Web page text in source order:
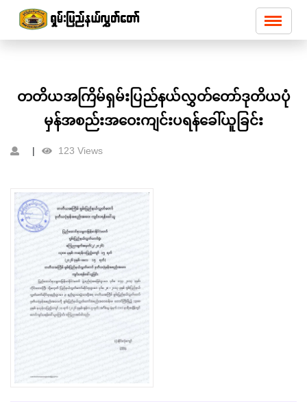
တတိယအကြိမ်ရှမ်းပြည်နယ်လွှတ်တော်ဒုတိယပုံ
မှန်အစည်းအဝေးကျင်းပရန်ခေါ်ယူခြင်း
123 Views